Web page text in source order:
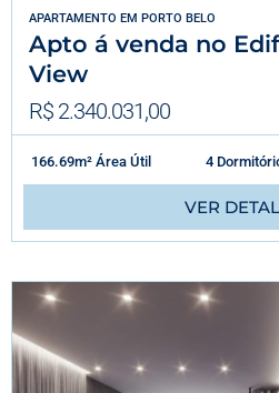
APARTAMENTO EM PORTO BELO
Apto á venda no
View
R$ 2.340.031,00
166.69m² Área Útil 4
VER